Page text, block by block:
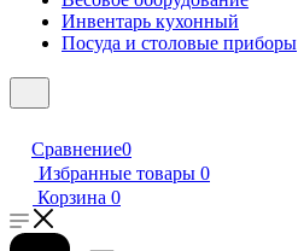
Инвентарь кухонный
Посуда и столовые приборы
Сравнение0
Избранные товары 0
Корзина 0